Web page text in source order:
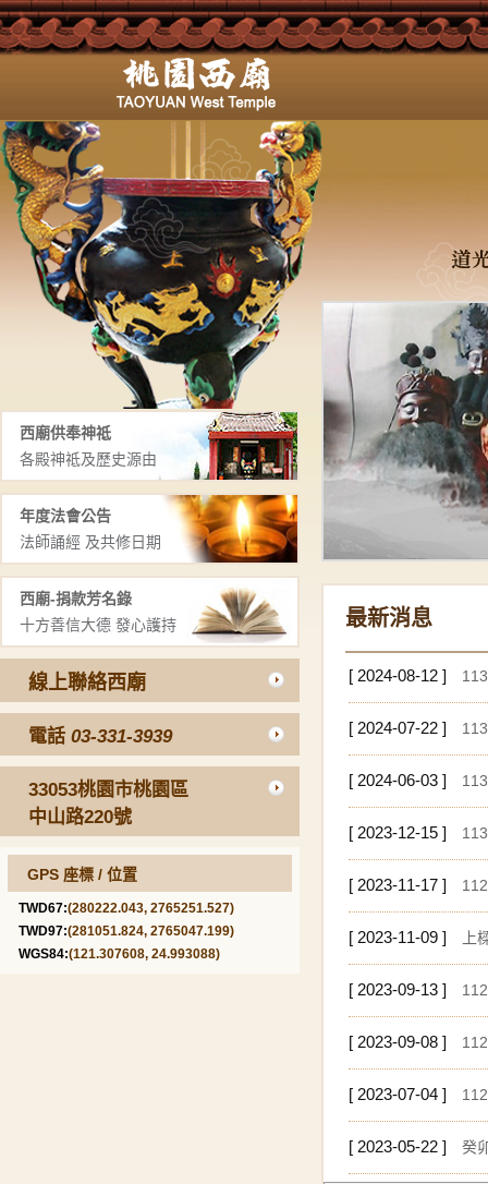
西廟供奉神祗
各殿神祗及歷史源由
年度法會公告
法師誦經 及共修日期
西廟-捐款芳名錄
十方善信大德 發心護持
線上聯絡西廟
電話 03-331-3939
33053桃園市桃園區
中山路220號
GPS 座標 / 位置
TWD67:(280222.043, 2765251.527)
TWD97:(281051.824, 2765047.199)
WGS84:(121.307608, 24.993088)
最新消息
[ 2024-08-12 ]
[ 2024-07-22 ]
[ 2024-06-03 ]
[ 2023-12-15 ]
[ 2023-11-17 ]
[ 2023-11-09 ] 上
[ 2023-09-13 ]
[ 2023-09-08 ]
[ 2023-07-04 ]
[ 2023-05-22 ] 癸